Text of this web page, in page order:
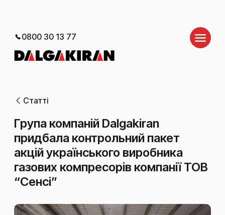
0800 30 13 77
Статті
Група компаній Dalgakiran
придбала контрольний пакет
акцій українського виробника
газових компресорів компанії ТОВ
“Сенсі”